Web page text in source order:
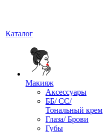
Каталог
Макияж
Аксессуары
ББ/ СС/
Тональный крем
Глаза/ Брови
Губы